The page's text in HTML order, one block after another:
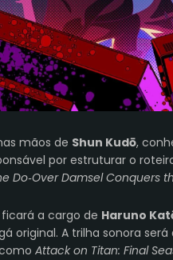
mãos de Shun Kudō,
por estruturar o
Do‑Over Damsel Conquers
ficará a cargo de Haruno
original. A trilha sonora será
Attack on Titan: Final